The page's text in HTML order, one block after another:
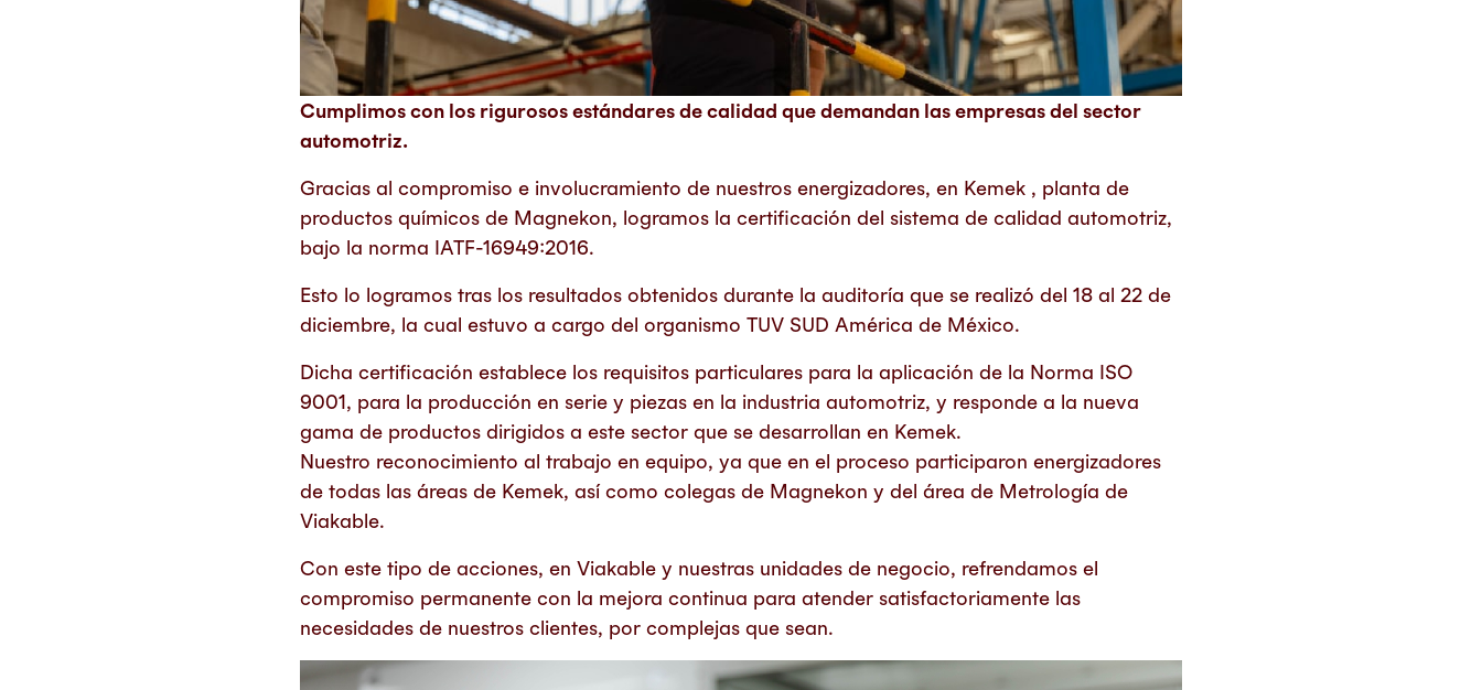
Cumplimos con los rigurosos estándares de calidad que demandan las empresas del sector
automotriz.
Gracias al compromiso e involucramiento de nuestros energizadores, en Kemek , planta de
productos químicos de Magnekon, logramos la certificación del sistema de calidad automotriz,
bajo la norma IATF-16949:2016.
Esto lo logramos tras los resultados obtenidos durante la auditoría que se realizó del 18 al 22 de
diciembre, la cual estuvo a cargo del organismo TUV SUD América de México.
Dicha certificación establece los requisitos particulares para la aplicación de la Norma ISO
9001, para la producción en serie y piezas en la industria automotriz, y responde a la nueva
gama de productos dirigidos a este sector que se desarrollan en Kemek.
Nuestro reconocimiento al trabajo en equipo, ya que en el proceso participaron energizadores
de todas las áreas de Kemek, así como colegas de Magnekon y del área de Metrología de
Viakable.
Con este tipo de acciones, en Viakable y nuestras unidades de negocio, refrendamos el
compromiso permanente con la mejora continua para atender satisfactoriamente las
necesidades de nuestros clientes, por complejas que sean.